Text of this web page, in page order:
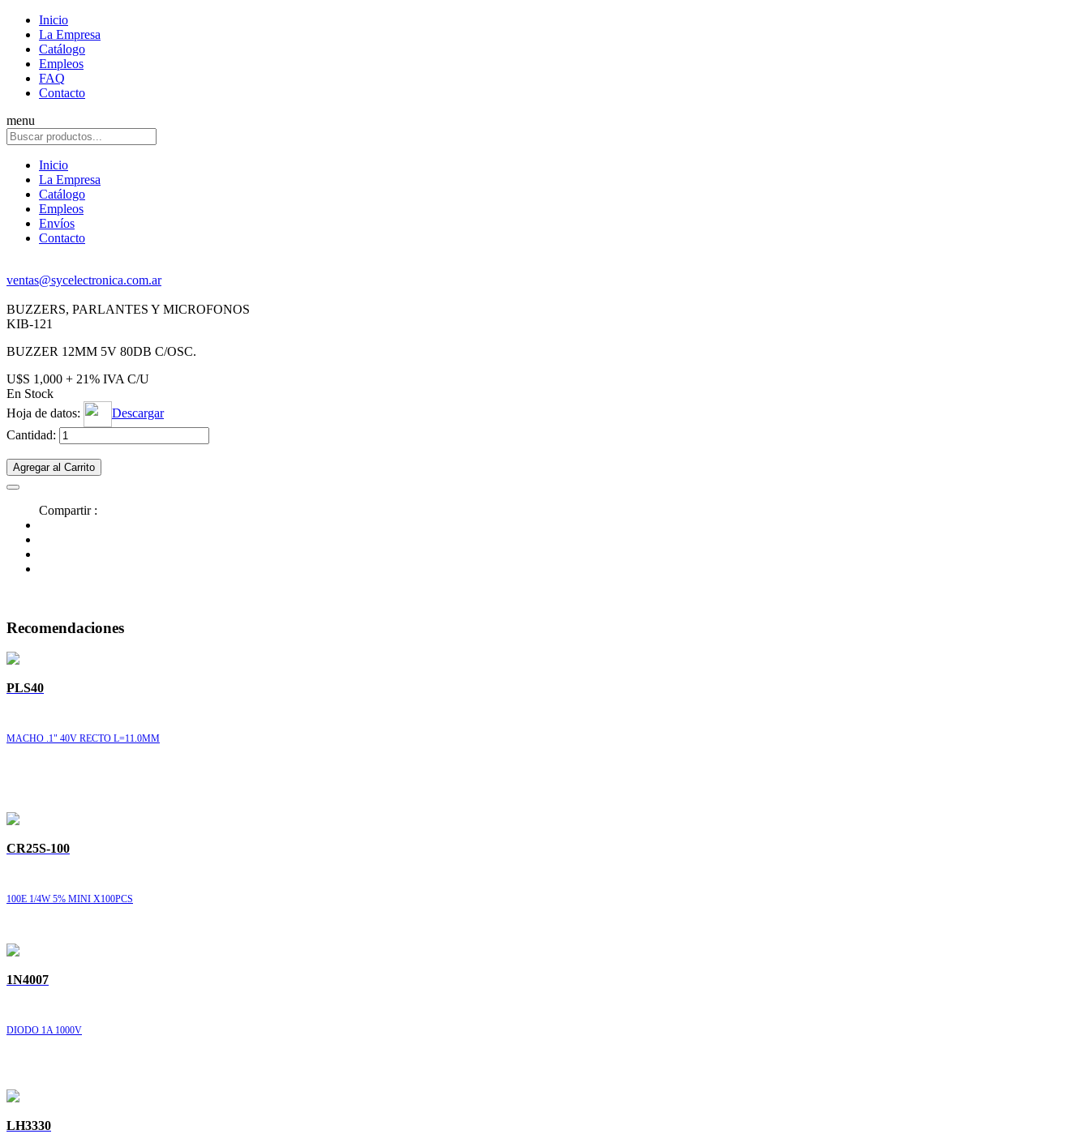
Inicio
La Empresa
Catálogo
Empleos
FAQ
Contacto
menu
Inicio
La Empresa
Catálogo
Empleos
Envíos
Contacto
ventas@sycelectronica.com.ar
BUZZERS, PARLANTES Y MICROFONOS
KIB-121
BUZZER 12MM 5V 80DB C/OSC.
U$S 1,000 + 21% IVA C/U
En Stock
Hoja de datos:
Descargar
Cantidad:
Agregar al Carrito
Compartir :
Recomendaciones
PLS40
MACHO .1" 40V RECTO L=11.0MM
CR25S-100
100E 1/4W 5% MINI X100PCS
1N4007
DIODO 1A 1000V
LH3330